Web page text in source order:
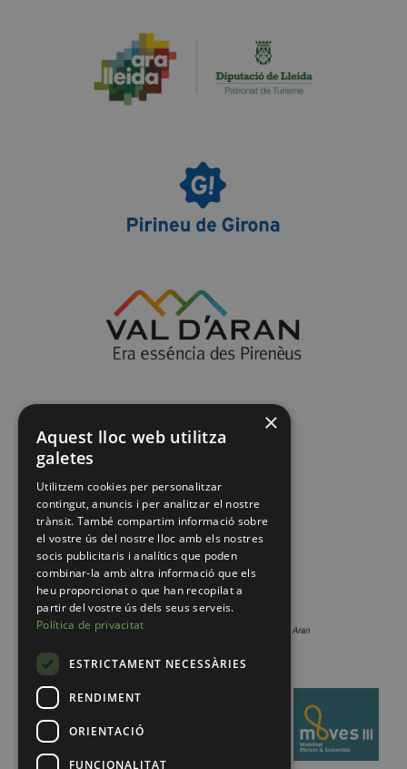
×
Aquest lloc web utilitza
galetes
Utilitzem cookies per personalitzar
contingut, anuncis i per analitzar el nostre
trànsit. També compartim informació sobre
el vostre ús del nostre lloc amb els nostres
socis publicitaris i analítics que poden
combinar-la amb altra informació que els
heu proporcionat o que han recopilat a
partir del vostre ús dels seus serveis.
Política de privacitat
ESTRICTAMENT NECESSÀRIES
RENDIMENT
ORIENTACIÓ
FUNCIONALITAT